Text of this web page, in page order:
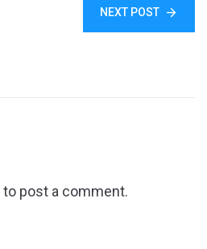
NEXT POST
to post a comment.